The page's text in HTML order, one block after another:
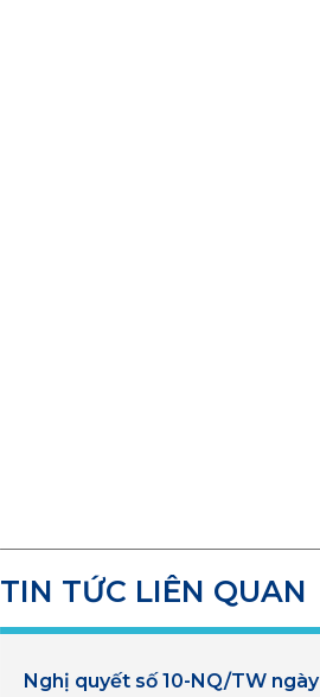
TIN TỨC LIÊN QUAN
Nghị quyết số 10-NQ/TW ngày